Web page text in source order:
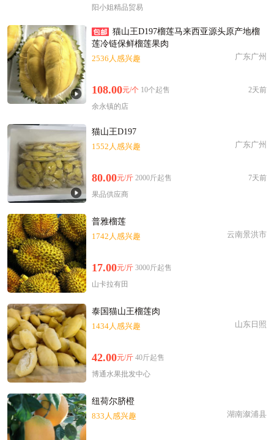
阳小姐精品贸易
猫山王D197榴莲马来西亚源头原产地榴
莲冷链保鲜榴莲果肉
2536人感兴趣
广东广州
108.00元/个 10个起售
2天前
余永镇的店
猫山王D197
1552人感兴趣
广东广州
80.00元/斤 2000斤起售
7天前
果品供应商
普雅榴莲
1742人感兴趣
云南景洪市
17.00元/斤 3000斤起售
山卡拉有田
泰国猫山王榴莲肉
1434人感兴趣
山东日照
42.00元/斤 40斤起售
博通水果批发中心
纽荷尔脐橙
833人感兴趣
湖南溆浦县